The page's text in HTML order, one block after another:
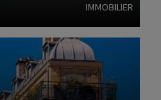
IMMOBILIER
Lire l'article